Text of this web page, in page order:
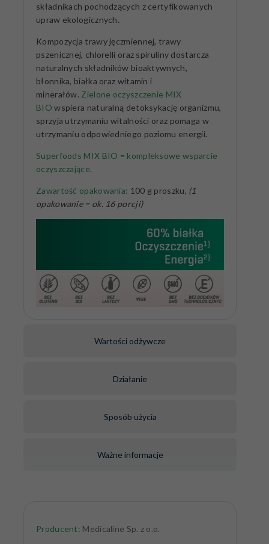
Wartości odżywcze
Działanie
Sposób użycia
Ważne informacje
składnikach pochodzących z certyfikowanych
upraw ekologicznych.
Kompozycja trawy jęczmiennej, trawy
pszenicznej, chlorelli oraz spiruliny dostarcza
naturalnych składników bioaktywnych,
błonnika, białka oraz witamin i
minerałów. Zielone oczyszczenie MIX
BIO wspiera naturalną detoksykację organizmu,
sprzyja utrzymaniu witalności oraz pomaga w
utrzymaniu odpowiedniego poziomu energii.
Superfoods MIX BIO = kompleksowe wsparcie
oczyszczające.
Zawartość opakowania: 100 g proszku, (1
opakowanie = ok. 16 porcji)
Producent: Medicaline Sp. z o.o.